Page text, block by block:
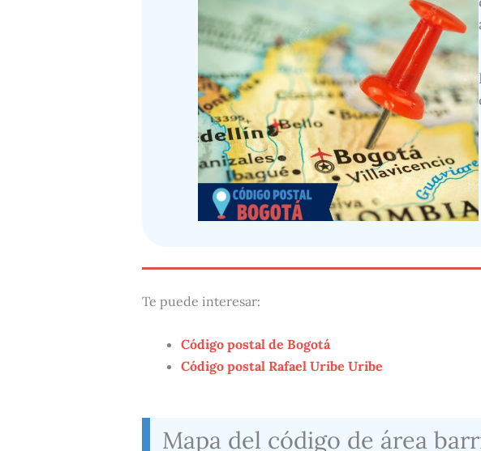
Te puede interesar:
Código postal de Bogotá
Código postal Rafael Uribe Uribe
Mapa del código de área